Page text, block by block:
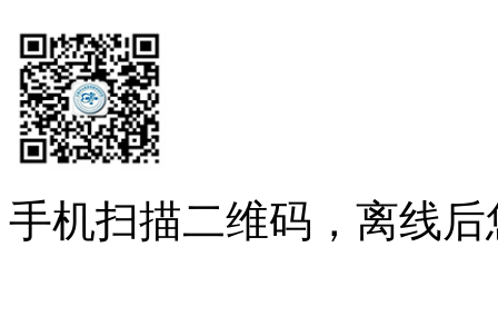
手机扫描二维码，离线